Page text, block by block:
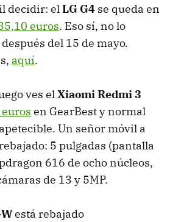
decidir: elLG G4 se queda en
euros. Eso sí, no lo
del 15 de mayo.
aquí.
ves elXiaomi Redmi 3
en GearBest y normal
Un señor móvil a
5 pulgadas (pantalla
616 de ocho núcleos,
de 13 y 5MP.
está rebajado